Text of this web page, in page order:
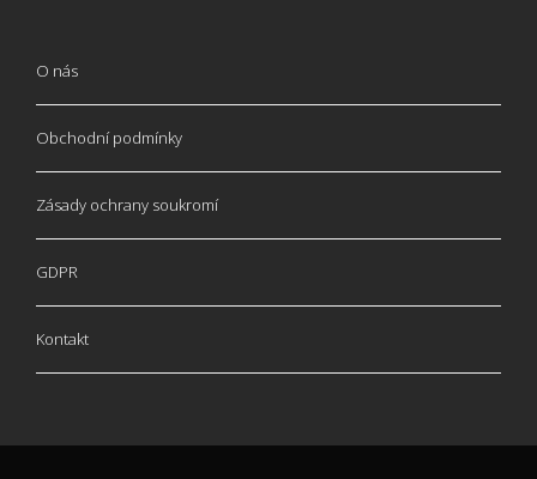
O nás
Obchodní podmínky
Zásady ochrany soukromí
GDPR
Kontakt